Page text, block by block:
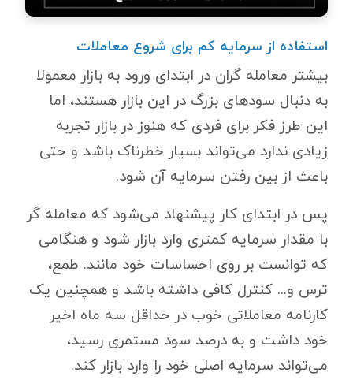
استفاده از سرمایه کم برای شروع معاملات
بیشتر معامله گران در ابتدای ورود به بازار معمولا
به دنبال سودهای بزرگ در این بازار هستند، اما
این طرز فکر برای فردی که هنوز در بازار تجربه
زیادی ندارد می‌تواند بسیار خطرناک باشد و حتی
باعث از بین رفتن سرمایه آن شود.
پس در ابتدای کار پیشنهاد می‌شود که معامله گر
با مقدار سرمایه کمتری وارد بازار شود و هنگامی
که توانست بر روی احساسات خود مانند: طمع،
ترس و... کنترل کافی داشته باشد و همچنین یک
کارنامه معاملاتی خوب در حداقل سه ماه اخیر
خود داشت و به درصد سود مستمری رسید،
می‌تواند سرمایه اصلی خود را وارد بازار کند.